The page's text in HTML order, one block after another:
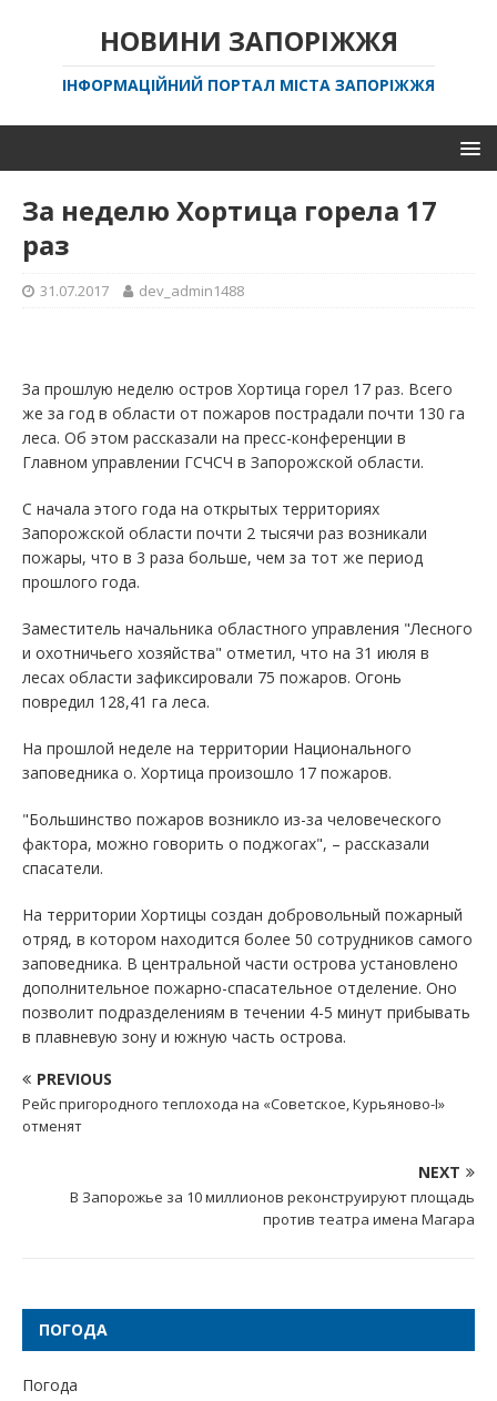
НОВИНИ ЗАПОРІЖЖЯ
ІНФОРМАЦІЙНИЙ ПОРТАЛ МІСТА ЗАПОРІЖЖЯ
За неделю Хортица горела 17
раз
31.07.2017 dev_admin1488
За прошлую неделю остров Хортица горел 17 раз. Всего
же за год в области от пожаров пострадали почти 130 га
леса. Об этом рассказали на пресс-конференции в
Главном управлении ГСЧСЧ в Запорожской области.
С начала этого года на открытых территориях
Запорожской области почти 2 тысячи раз возникали
пожары, что в 3 раза больше, чем за тот же период
прошлого года.
Заместитель начальника областного управления "Лесного
и охотничьего хозяйства" отметил, что на 31 июля в
лесах области зафиксировали 75 пожаров. Огонь
повредил 128,41 га леса.
На прошлой неделе на территории Национального
заповедника о. Хортица произошло 17 пожаров.
"Большинство пожаров возникло из-за человеческого
фактора, можно говорить о поджогах", – рассказали
спасатели.
На территории Хортицы создан добровольный пожарный
отряд, в котором находится более 50 сотрудников самого
заповедника. В центральной части острова установлено
дополнительное пожарно-спасательное отделение. Оно
позволит подразделениям в течении 4-5 минут прибывать
в плавневую зону и южную часть острова.
PREVIOUS
Рейс пригородного теплохода на «Советское, Курьяново-І»
отменят
NEXT
В Запорожье за 10 миллионов реконструируют площадь
против театра имена Магара
ПОГОДА
Погода